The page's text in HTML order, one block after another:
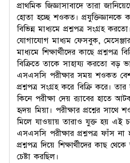
প্রাথমিক জিজ্ঞাসাবাদে তারা
হোতা হচ্ছে শওকত। প্রযুক্তিজ্ঞানকে
বিভিন্ন মাধ্যমে প্রশ্নপত্র সংগ্রহ
যোগাযোগ মাধ্যম ফেসবুক,
মাধ্যমে শিক্ষার্থীদের কাছে প্রশ্নপত্র
বিক্রিতে তাকে সাহায্য করতো বড়
এসএসসি পরীক্ষার সময় শওকত
প্রশ্নপত্র সংগ্রহ করে বিক্রি করে। তার
কিনে পরীক্ষা দেয় র‌্যাবের হাতে
হৃদয় মিয়া। পরীক্ষার প্রশ্নের সাথে
মিলে যাওয়ায় তারাও যুক্ত হয় এই
এসএসসি পরীক্ষার প্রশ্নপত্র ফাঁস
প্রশ্নপত্র দিয়ে শিক্ষার্থীদের কাছ
চেষ্টা করছিল।